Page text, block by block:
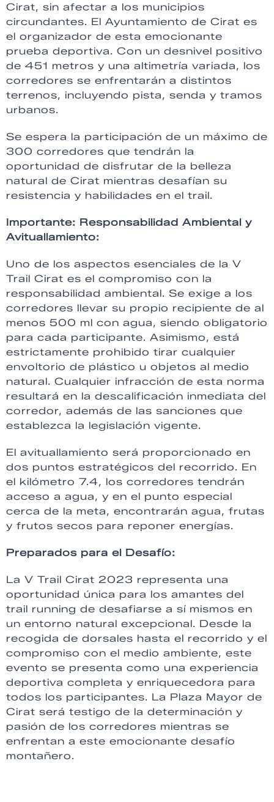
Cirat, sin afectar a los municipios
circundantes. El Ayuntamiento de Cirat es
el organizador de esta emocionante
prueba deportiva. Con un desnivel positivo
de 451 metros y una altimetría variada, los
corredores se enfrentarán a distintos
terrenos, incluyendo pista, senda y tramos
urbanos.
Se espera la participación de un máximo de
300 corredores que tendrán la
oportunidad de disfrutar de la belleza
natural de Cirat mientras desafían su
resistencia y habilidades en el trail.
Importante: Responsabilidad Ambiental y
Avituallamiento:
Uno de los aspectos esenciales de la V
Trail Cirat es el compromiso con la
responsabilidad ambiental. Se exige a los
corredores llevar su propio recipiente de al
menos 500 ml con agua, siendo obligatorio
para cada participante. Asimismo, está
estrictamente prohibido tirar cualquier
envoltorio de plástico u objetos al medio
natural. Cualquier infracción de esta norma
resultará en la descalificación inmediata del
corredor, además de las sanciones que
establezca la legislación vigente.
El avituallamiento será proporcionado en
dos puntos estratégicos del recorrido. En
el kilómetro 7.4, los corredores tendrán
acceso a agua, y en el punto especial
cerca de la meta, encontrarán agua, frutas
y frutos secos para reponer energías.
Preparados para el Desafío:
La V Trail Cirat 2023 representa una
oportunidad única para los amantes del
trail running de desafiarse a sí mismos en
un entorno natural excepcional. Desde la
recogida de dorsales hasta el recorrido y el
compromiso con el medio ambiente, este
evento se presenta como una experiencia
deportiva completa y enriquecedora para
todos los participantes. La Plaza Mayor de
Cirat será testigo de la determinación y
pasión de los corredores mientras se
enfrentan a este emocionante desafío
montañero.